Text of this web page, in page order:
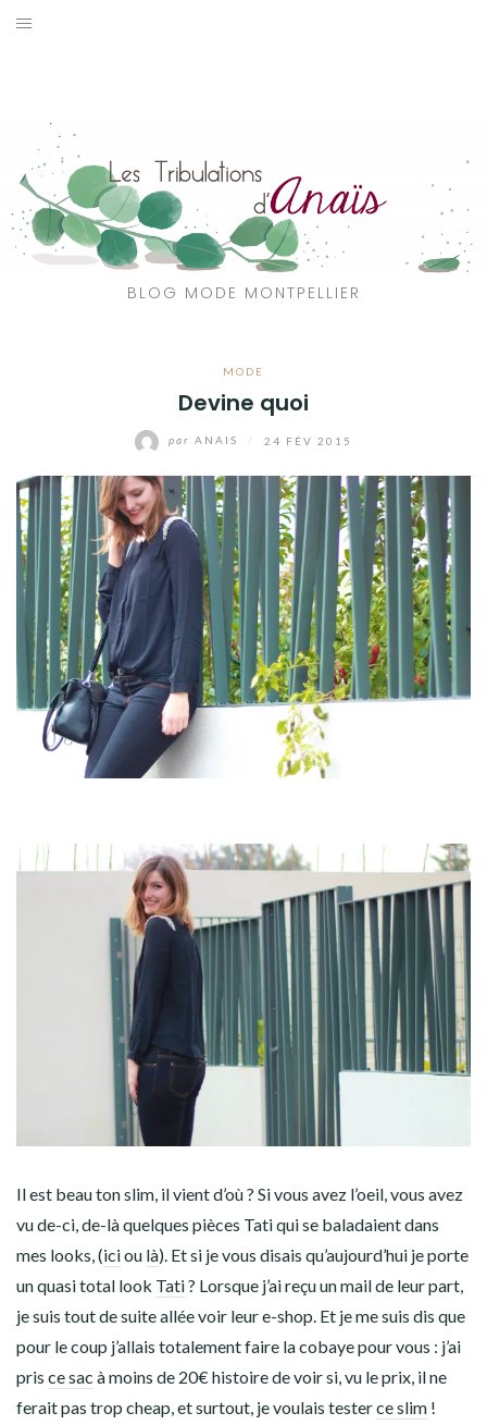
Aller
BLOG MODE MONTPELLIER
MODE
Devine quoi
par ANAIS 24 FÉV 2015
Il est beau ton slim, il vient d’où ? Si vous avez l’oeil, vous avez
vu de-ci, de-là quelques pièces Tati qui se baladaient dans
mes looks, (iciou là). Et si je vous disais qu’aujourd’hui je porte
un quasi total look Tati? Lorsque j’ai reçu un mail de leur part,
je suis tout de suite allée voir leur e-shop. Et je me suis dis que
pour le coup j’allais totalement faire la cobaye pour vous : j’ai
pris ce sac à moins de 20€ histoire de voir si, vu le prix, il ne
ferait pas trop cheap, et surtout, je voulais testerce slim !
CATÉGORIES
VOYAGE
MON DRESSING